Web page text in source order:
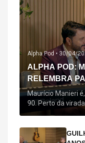
Alpha Pod • 30/04/
ALPHA POD:
RELEMBRA
SECADA,
MAIS
Maurício Manieri
90. Perto da
estreou
acompanham